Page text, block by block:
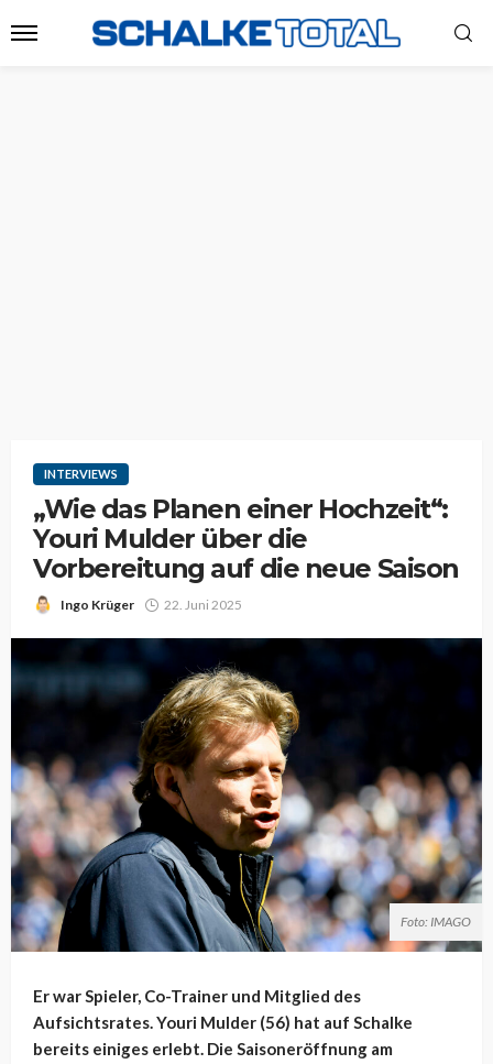
INTERVIEWS
„Wie das Planen einer Hochzeit“:
Youri Mulder über die
Vorbereitung auf die neue Saison
Ingo Krüger 22. Juni 2025
Foto: IMAGO
Er war Spieler, Co-Trainer und Mitglied des
Aufsichtsrates. Youri Mulder (56) hat auf Schalke
bereits einiges erlebt. Die Saisoneröffnung am